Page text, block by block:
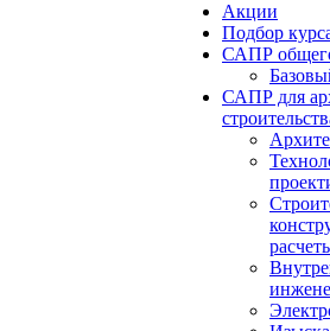
Акции
Подбор
САПР
САПР для